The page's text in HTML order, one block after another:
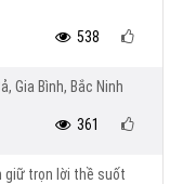
538
Gia Bình, Bắc Ninh
361
giữ trọn lời thề suốt